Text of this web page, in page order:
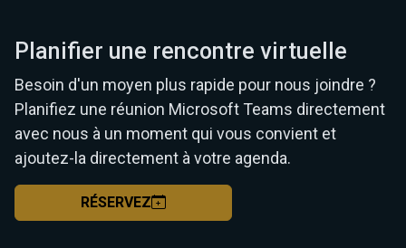
Planifier une rencontre virtuelle
Besoin d'un moyen plus rapide pour nous joindre ?
Planifiez une réunion Microsoft Teams directement
avec nous à un moment qui vous convient et
ajoutez-la directement à votre agenda.
RÉSERVEZ